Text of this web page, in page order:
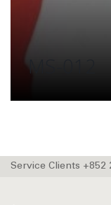
MS-012
Service Clients +852